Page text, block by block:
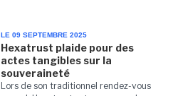
LE 09 SEPTEMBRE 2025
Hexatrust plaide pour des
actes tangibles sur la
souveraineté
Lors de son traditionnel rendez-vous